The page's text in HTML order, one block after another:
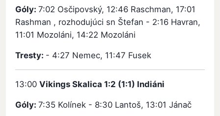
Góly:7:02 Osčipovský, 12:46 Raschman, 17:01
Rashman , rozhodujúci sn Štefan - 2:16 Havran,
11:01 Mozoláni, 14:22 Mozoláni
Tresty: - 4:27 Nemec, 11:47 Fusek
13:00Vikings Skalica 1:2 (1:1) Indiáni
Góly:7:35 Kolínek - 8:30 Lantoš, 13:01 Jánač